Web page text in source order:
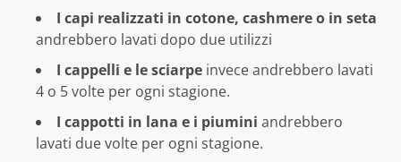
I capi realizzati in cotone, cashmere o in seta
andrebbero lavati dopo due utilizzi
I cappelli e le sciarpe invece andrebbero lavati
4 o 5 volte per ogni stagione.
I cappotti in lana e i piumini andrebbero
lavati due volte per ogni stagione.